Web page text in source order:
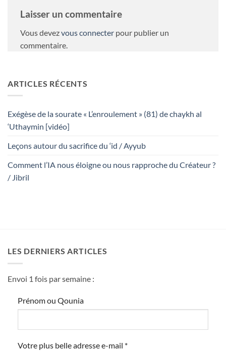
Laisser un commentaire
Vous devezvous connecter pour publier un
commentaire.
ARTICLES RÉCENTS
Exégèse de la sourate « L’enroulement » (81) de chaykh al
‘Uthaymin [vidéo]
Leçons autour du sacrifice du ‘id / Ayyub
Comment l’IA nous éloigne ou nous rapproche du Créateur ?
/ Jibril
LES DERNIERS ARTICLES
Envoi 1 fois par semaine :
Prénom ou Qounia
Votre plus belle adresse e-mail *